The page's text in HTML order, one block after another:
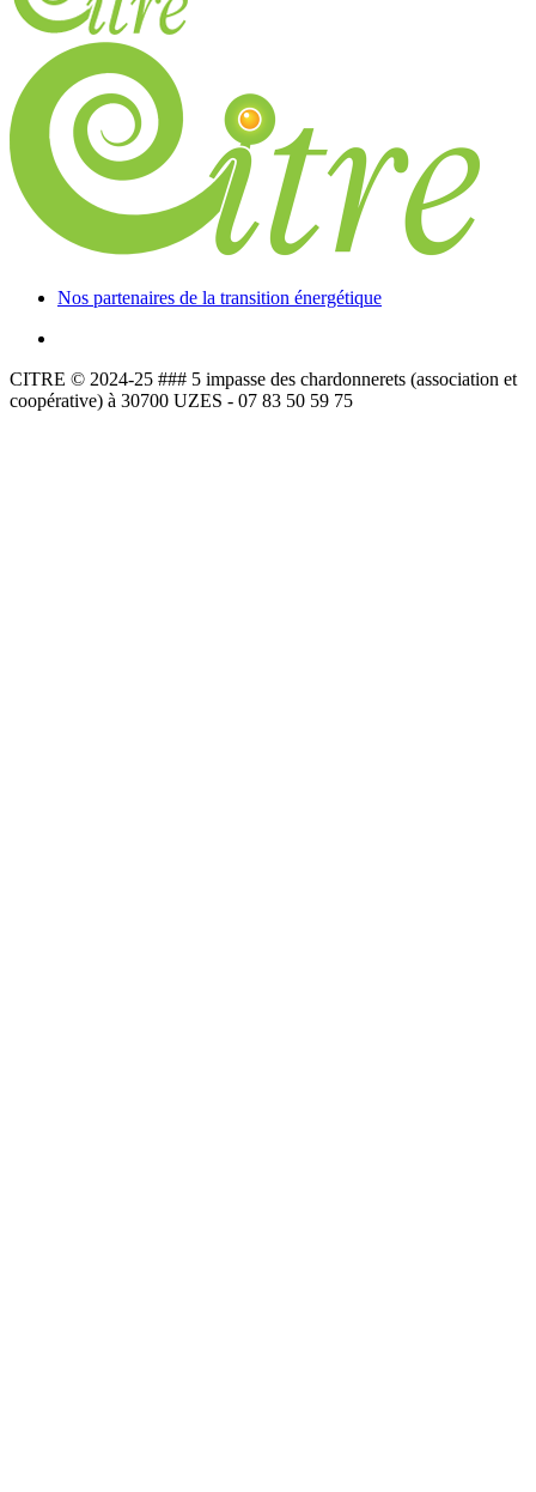
Nos partenaires de la transition énergétique
CITRE © 2024-25 ### 5 impasse des chardonnerets (association et
coopérative) à 30700 UZES - 07 83 50 59 75